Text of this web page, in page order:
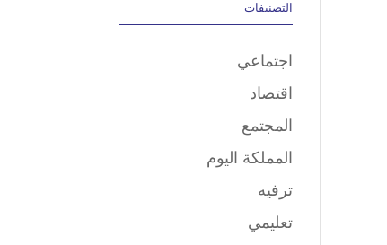
التصنيفات
اجتماعي
اقتصاد
المجتمع
المملكة اليوم
ترفيه
تعليمي